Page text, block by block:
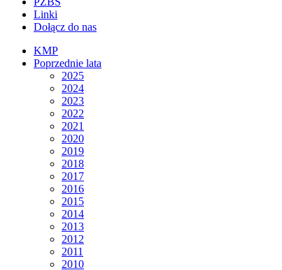
Linki
Dołącz do nas
KMP
Poprzednie lata
2025
2024
2023
2022
2021
2020
2019
2018
2017
2016
2015
2014
2013
2012
2011
2010